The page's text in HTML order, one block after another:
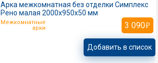
Арка межкомнатная без отделки Симплекс
Рено малая 2000х950х50 мм
Межкомнатные
арки
3 090
Добавить в список